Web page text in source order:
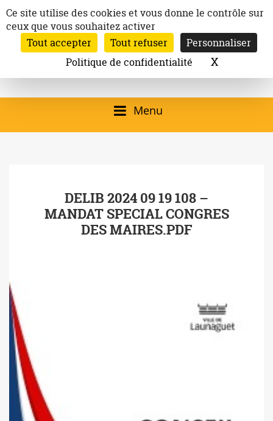
au
contenu
Ville de
Launaguet
Site officiel de la
Mairie de
Launaguet (31140)
qui présente la ville,
programmation
culturelle, la vie
Inscription à la newsletter
Email:
Rechercher
Menu
DELIB 2024 09 19 108 –
MANDAT SPECIAL CONGRES
DES MAIRES.PDF
Panneau de gestion des cookies
Ce site utilise des cookies et vous donne le contrôle sur
ceux que vous souhaitez activer
Tout accepter
Tout refuser
Personnaliser
Politique de confidentialité
XMasquer